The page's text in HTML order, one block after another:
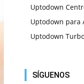
Uptodown
Uptodown para
Uptodown
SÍGUENOS